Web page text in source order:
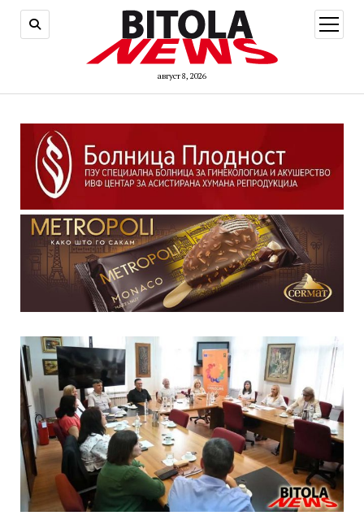
август 8, 2026
open
menu